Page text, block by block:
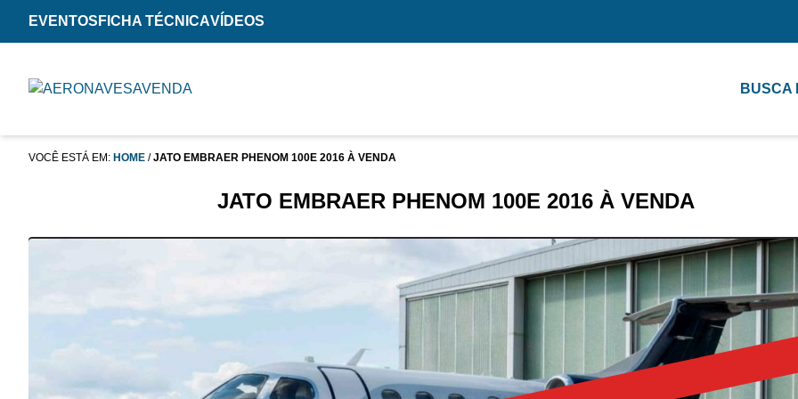
EVENTOS FICHA TÉCNICAVÍDEOS
BUSCA
VOCÊ ESTÁ EM: HOME /JATO EMBRAER PHENOM 100E 2016 À VENDA
JATO EMBRAER PHENOM 100E 2016 À VENDA